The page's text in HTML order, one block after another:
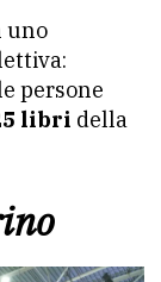
uno
persone
libri della